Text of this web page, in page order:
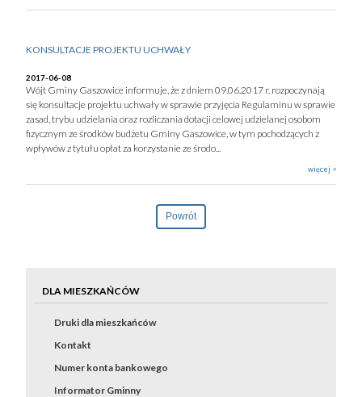
KONSULTACJE PROJEKTU UCHWAŁY
2017-06-08
Wójt Gminy Gaszowice informuje, że z dniem 09.06.2017 r. rozpoczynają
się konsultacje projektu uchwały w sprawie przyjęcia Regulaminu w sprawie
zasad, trybu udzielania oraz rozliczania dotacji celowej udzielanej osobom
fizycznym ze środków budżetu Gminy Gaszowice, w tym pochodzących z
wpływów z tytułu opłat za korzystanie ze środo...
więcej >
Powrót
DLA MIESZKAŃCÓW
Druki dla mieszkańców
Kontakt
Numer konta bankowego
Informator Gminny